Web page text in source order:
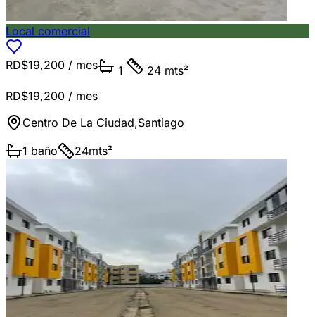
Local comercial
RD$19,200 / mes 1
24 mts²
RD$19,200 / mes
Centro De La Ciudad,Santiago
1 baño 24mts²